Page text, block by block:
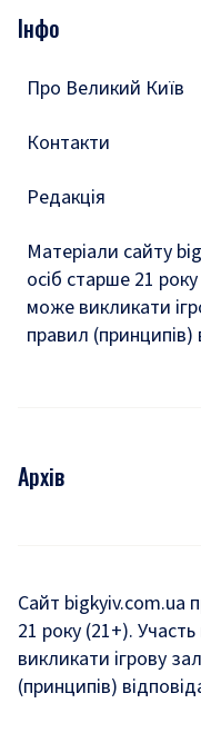
Подкасти
Тести
Інфо
Про Великий Київ
Контакти
Редакція
Матеріали сайту
осіб старше 21
може викликати
правил (принципів)
Архів
Комуналка
Хроніки війни
Сайт bigkyiv.com.ua
21 року (21+).
викликати ігрову
(принципів)